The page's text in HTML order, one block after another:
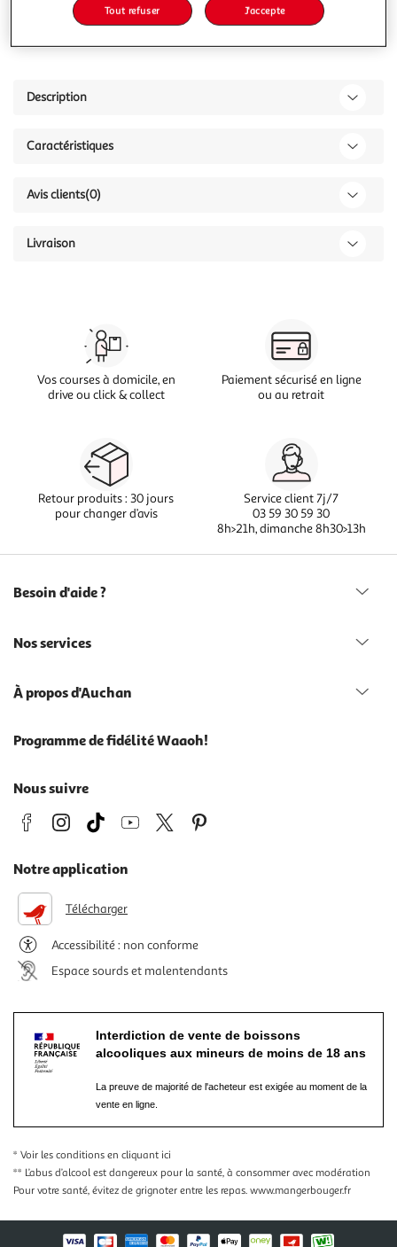
851,99€ Ajouter à une liste
Description
Caractéristiques
Avis clients(0)
Livraison
Vos courses à domicile, en
drive ou click & collect
Paiement sécurisé en ligne
ou au retrait
Retour produits : 30 jours
pour changer d’avis
Service client 7j/7
03 59 30 59 30
8h>21h, dimanche 8h30>13h
Besoin d'aide ?
Nos services
À propos d'Auchan
Programme de fidélité Waaoh!
Nous suivre
Notre application
Télécharger
Accessibilité : non conforme
Espace sourds et malentendants
Interdiction de vente de boissons
alcooliques aux mineurs de moins de 18 ans
La preuve de majorité de l'acheteur est exigée au moment de la
vente en ligne.
* Voir les conditions en cliquant ici
** L’abus d’alcool est dangereux pour la santé, à consommer avec modération
Pour votre santé, évitez de grignoter entre les repas. www.mangerbouger.fr
Tout refuser J'accepte